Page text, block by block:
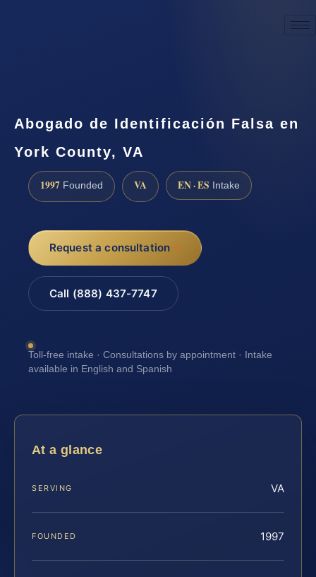
Abogado de Identificación Falsa en
York County, VA
1997 Founded VA EN · ES Intake
Request a consultation
Call (888) 437-7747
Toll-free intake · Consultations by appointment · Intake
available in English and Spanish
At a glance
SERVING VA
FOUNDED 1997